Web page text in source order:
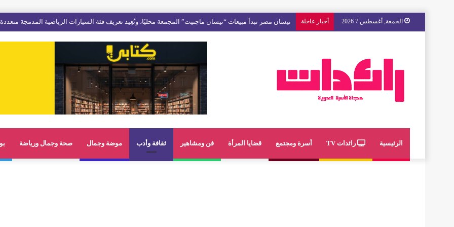
الجمعة, أغسطس 7 2026 أخبار عاجلة مع « The Next Ad » ، إنوي يُسند حملته الإعلانية المقبلة إلى الشباب المغربي
الرئيسية رائدات TV أسرة ومجتمع قضايا المرأة فن ومشاهير ثقافة وأدب موضة وجمال صحة وجمال ورياضة